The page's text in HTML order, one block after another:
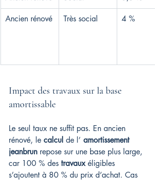
Ancien rénové Très social 4 %
Impact des travaux sur la base
amortissable
Le seul taux ne suffit pas. En ancien
rénové, le calcul de l’ amortissement
jeanbrun repose sur une base plus large,
car 100 % des travaux éligibles
s’ajoutent à 80 % du prix d’achat. Cas